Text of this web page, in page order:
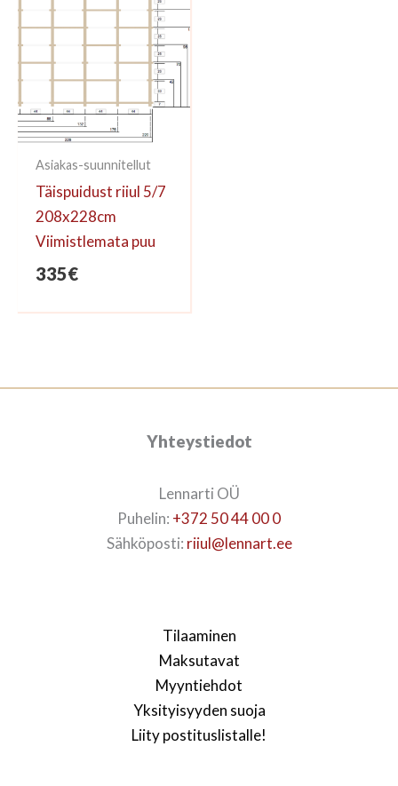
Asiakas-suunnitellut
Täispuidust riiul 5/7
208x228cm
Viimistlemata puu
335€
Yhteystiedot
Lennarti OÜ
Puhelin: +372 50 44 00 0
Sähköposti: riiul@lennart.ee
Tilaaminen
Maksutavat
Myyntiehdot
Yksityisyyden suoja
Liity postituslistalle!